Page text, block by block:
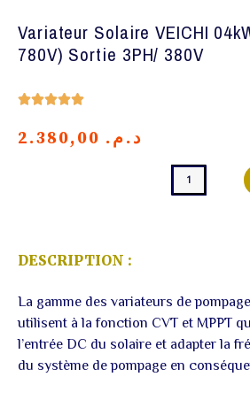
Variateur Solaire VEICHI
780V) Sortie 3PH/ 380V
Noté
5
د.م.
quantité
Variateur
3PH/
380V
DESCRIPTION :
La gamme des variateurs de
utilisent à la fonction CVT et MPPT
l’entrée DC du solaire et adapter la
du système de pompage en